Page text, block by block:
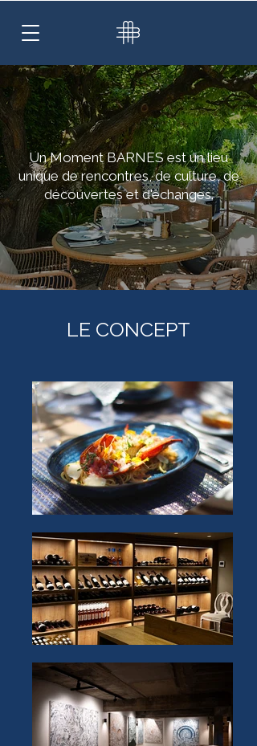
Un Moment BARNES est un lieu
unique de rencontres, de culture, de
découvertes et d'échanges.
LE CONCEPT